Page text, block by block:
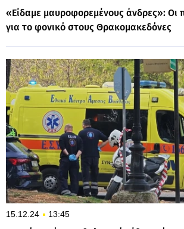
«Είδαμε μαυροφορεμένους άνδρες»: Οι
για το φονικό στους Θρακομακεδόνες
15.12.24 13:45